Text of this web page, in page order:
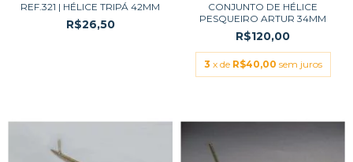
REF.321 | HÉLICE TRIPÁ 42MM
R$26,50
CONJUNTO DE HÉLICE
PESQUEIRO ARTUR 34MM
R$120,00
3 x de R$40,00 sem juros